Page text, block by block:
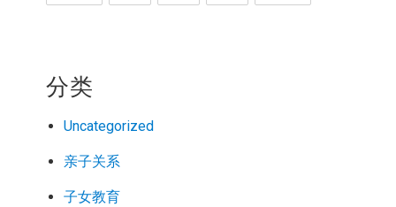
分类
Uncategorized
亲子关系
子女教育